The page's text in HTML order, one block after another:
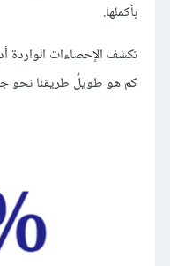
بأكملها.
تكشف الإحصاءات الواردة
كم هو طويلٌ طريقنا نحو